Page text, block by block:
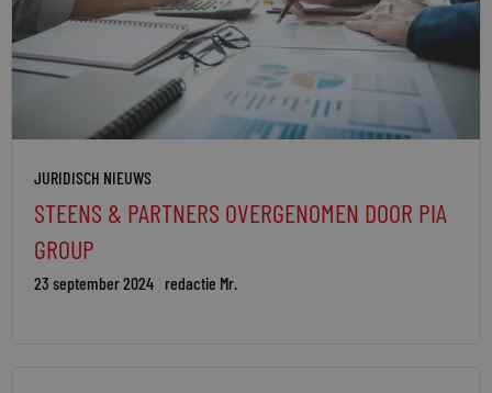
JURIDISCH NIEUWS
STEENS & PARTNERS OVERGENOMEN DOOR PIA
GROUP
23 september 2024 redactie Mr.